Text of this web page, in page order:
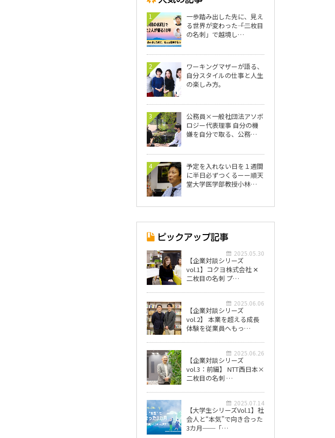
1
一歩踏み出した先に、見え
る世界が変わった――「二枚目
の名刺」で越境し…
2
ワーキングマザーが語る、
自分スタイルの仕事と人生
の楽しみ方。
3
公務員×一般社団法アソボ
ロジー代表理事 自分の機
嫌を自分で取る、公務…
4
予定を入れない日を１週間
に半日必ずつくるーー順天
堂大学医学部教授小林…
2025.05.30
【企業対談シリーズ
vol.1】コクヨ株式会社 ✕
二枚目の名刺 プ…
2025.06.06
【企業対談シリーズ
vol.2】 本業を超える成長
体験を従業員へもっ…
2025.06.26
【企業対談シリーズ
vol.3：前編】 NTT西日本×
二枚目の名刺 …
2025.07.14
【大学生シリーズVol.1】社
会人と“本気”で向き合った
3カ月──「…